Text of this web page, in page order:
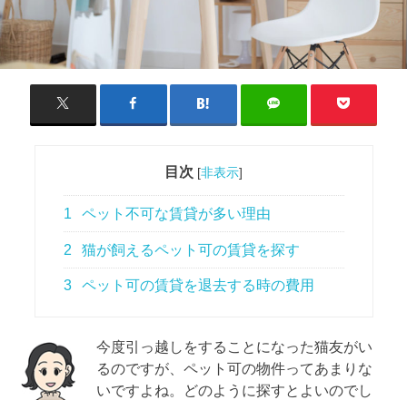
目次 [非表示]
1 ペット不可な賃貸が多い理由
2 猫が飼えるペット可の賃貸を探す
3 ペット可の賃貸を退去する時の費用
今度引っ越しをすることになった猫友がい
るのですが、ペット可の物件ってあまりな
いですよね。どのように探すとよいのでし